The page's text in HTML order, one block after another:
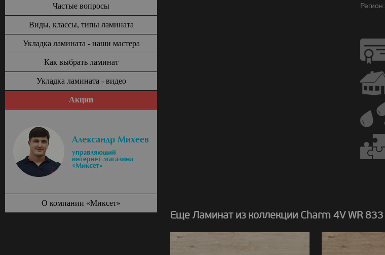
Регион:
Еще Ламинат из коллекции Charm 4V WR 833
Частые вопросы
Виды, классы, типы ламината
Укладка ламината - наши мастера
Как выбрать ламинат
Укладка ламината - видео
Акции
О компании «Миксет»